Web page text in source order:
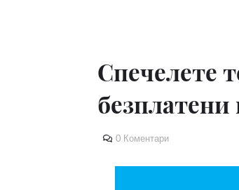
Спечелете
0 Коментари